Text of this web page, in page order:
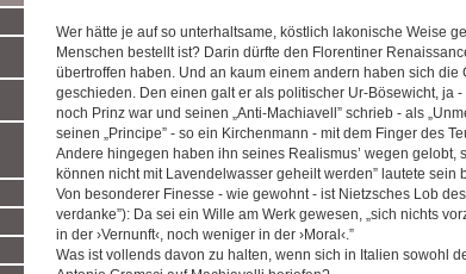
Wer hätte je auf so unterhaltsame, köstlich lakonische Weise
Menschen bestellt ist? Darin dürfte den Florentiner
übertroffen haben. Und an kaum einem andern haben sich die
geschieden. Den einen galt er als politischer Ur-Bösewicht, ja
noch Prinz war und seinen „Anti-Machiavell” schrieb - als
seinen „Principe” - so ein Kirchenmann - mit dem Finger des
Andere hingegen haben ihn seines Realismus’ wegen gelobt,
können nicht mit Lavendelwasser geheilt werden” lautete sein
Von besonderer Finesse - wie gewohnt - ist Nietzsches Lob
verdanke”): Da sei ein Wille am Werk gewesen, „sich nichts
in der ›Vernunft‹, noch weniger in der ›Moral‹.”
Was ist vollends davon zu halten, wenn sich in Italien sowohl